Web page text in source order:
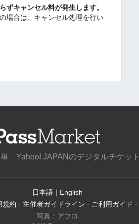
ずキャンセル料が発生します。
場合は、キャンセル処理を行い
Yahoo! JAPANのデジタルチケット
日本語 ｜ English
規約 - 主催者ガイドライン - ご利用ガイド -
写真：アフロ